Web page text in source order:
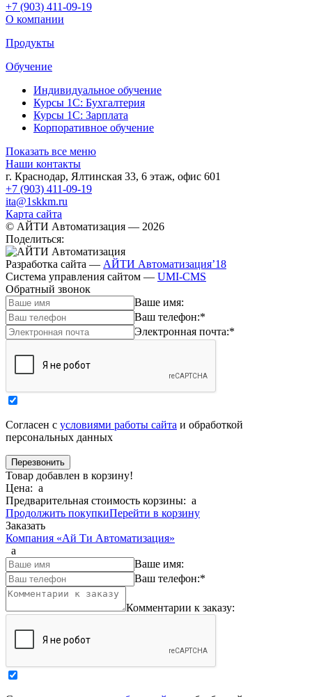
+7 (903) 411-09-19
О компании
Продукты
Обучение
Индивидуальное обучение
Курсы 1С: Бухгалтерия
Курсы 1С: Зарплата
Корпоративное обучение
Показать все меню
Наши контакты
г. Краснодар, Ялтинская 33, 6 этаж, офис 601
+7 (903) 411-09-19
ita@1skkm.ru
Карта сайта
© АЙТИ Автоматизация — 2026
Поделиться:
Разработка сайта — АЙТИ Автоматизация’18
Система управления сайтом — UMI-CMS
Обратный звонок
Ваше имя:
Ваш телефон:*
Электронная почта:*
Согласен с условиями работы сайта и обработкой
персональных данных
Товар добавлен в корзину!
Цена: a
Предварительная стоимость корзины: a
Продолжить покупкиПерейти в корзину
Заказать
Компания «Ай Ти Автоматизация»
a
Ваше имя:
Ваш телефон:*
Комментарии к заказу: